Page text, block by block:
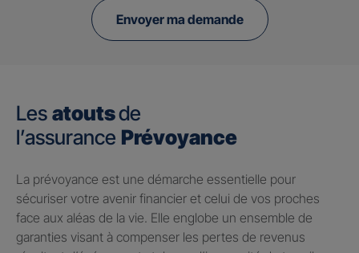
Envoyer ma demande
Les atoutsde
l’assurance Prévoyance
​La prévoyance est une démarche essentielle pour
sécuriser votre avenir financier et celui de vos proches
face aux aléas de la vie. Elle englobe un ensemble de
garanties visant à compenser les pertes de revenus